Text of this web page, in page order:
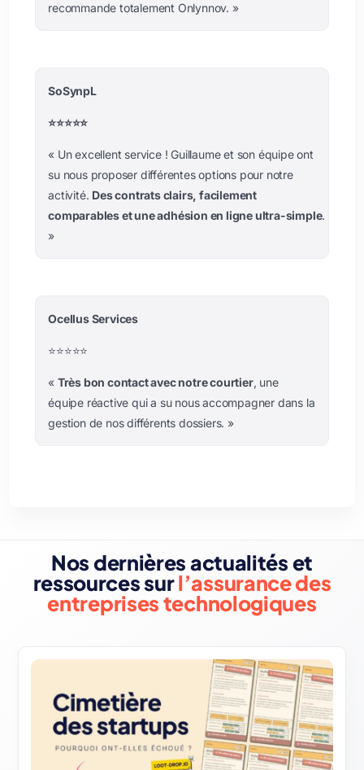
recommande totalement Onlynnov. »
SoSynpL
⭐️⭐️⭐️⭐️⭐️
« Un excellent service ! Guillaume et son équipe ont
su nous proposer différentes options pour notre
activité. Des contrats clairs, facilement
comparables et une adhésion en ligne ultra-simple.
»
Ocellus Services
⭐️⭐️⭐️⭐️⭐️
« Très bon contact avec notre courtier, une
équipe réactive qui a su nous accompagner dans la
gestion de nos différents dossiers. »
Nos dernières actualités et
ressources surl’assurance des
entreprises technologiques